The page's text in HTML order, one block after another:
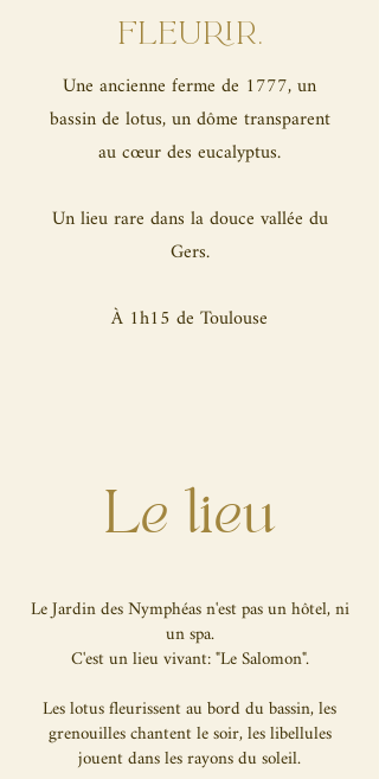
fleurir.
Une ancienne ferme de 1777, un
bassin de lotus, un dôme transparent
au cœur des eucalyptus.
Un lieu rare dans la douce vallée du
Gers.
À 1h15 de Toulouse
Le lieu
Le Jardin des Nymphéas n'est pas un hôtel, ni
un spa.
C'est un lieu vivant: "Le Salomon".
Les lotus fleurissent au bord du bassin, les
grenouilles chantent le soir, les libellules
jouent dans les rayons du soleil.